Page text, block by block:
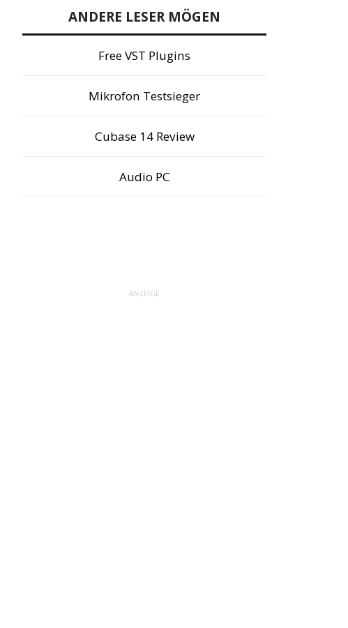
ANDERE LESER MÖGEN
Free VST Plugins
Mikrofon Testsieger
Cubase 14 Review
Audio PC
ANZEIGE